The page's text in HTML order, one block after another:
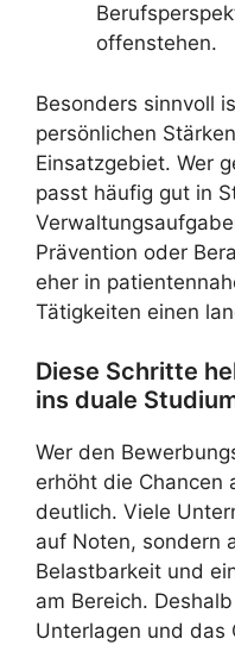
offenstehen.
Besonders sinnvoll
persönlichen
Einsatzgebiet. Wer
passt häufig gut in
Prävention oder
eher in
Tätigkeiten einen
Diese Schritte
ins duale
Wer den
erhöht die Chancen
deutlich. Viele
auf Noten, sondern
Belastbarkeit und
am Bereich.
Unterlagen und das